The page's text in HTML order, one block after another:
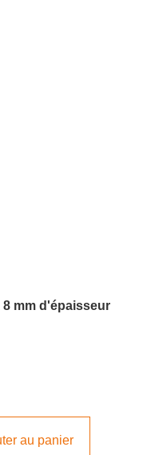
mètres 5 à 8 mm d'épaisseur
au panier